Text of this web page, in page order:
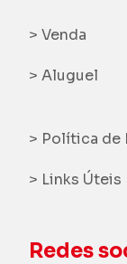
> Venda
> Aluguel
> Política de
> Links Úteis
Redes